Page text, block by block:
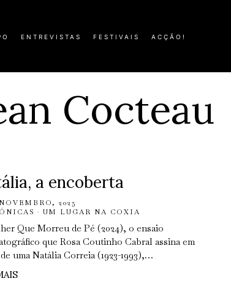
ENTREVISTAS FESTIVAIS ACÇÃO!
Cocteau
a encoberta
2025
· UM LUGAR NA COXIA
Que Morreu de Pé (2024), o ensaio
que Rosa Coutinho Cabral assina em
uma Natália Correia (1923-1993),…